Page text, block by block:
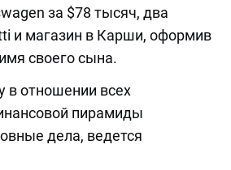
за $78 тысяч, два
и магазин в Карши, оформив
своего сына.
в отношении всех
пирамиды
дела, ведется